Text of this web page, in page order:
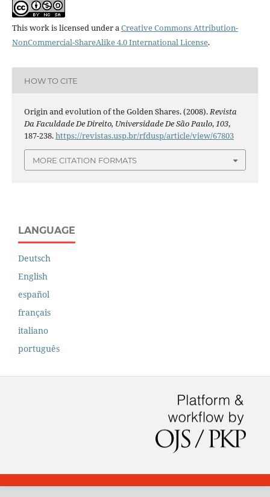
This work is licensed under aCreative Commons Attribution-
NonCommercial-ShareAlike 4.0 International License.
HOW TO CITE
Origin and evolution of the Golden Shares. (2008).Revista
Da Faculdade De Direito, Universidade De São Paulo,103,
187-238.https://revistas.usp.br/rfdusp/article/view/67803
MORE CITATION FORMATS
LANGUAGE
Deutsch
English
español
français
italiano
português